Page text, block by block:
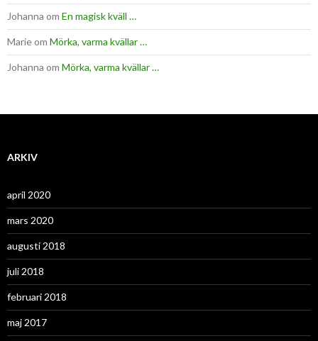
Johanna om En magisk kväll …
Marieom Mörka, varma kvällar …
Johanna om Mörka, varma kvällar …
ARKIV
april 2020
mars 2020
augusti 2018
juli 2018
februari 2018
maj 2017